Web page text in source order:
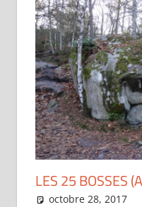
LES 25 BOSSES
octobre 28, 2017